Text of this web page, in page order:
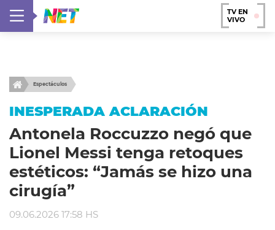
TV EN
VIVO
Espectáculos
INESPERADA ACLARACIÓN
Antonela Roccuzzo negó que
Lionel Messi tenga retoques
estéticos: “Jamás se hizo una
cirugía”
09.06.2026 17:58 HS